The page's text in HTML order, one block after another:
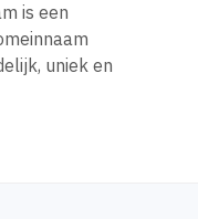
is een
uniek en